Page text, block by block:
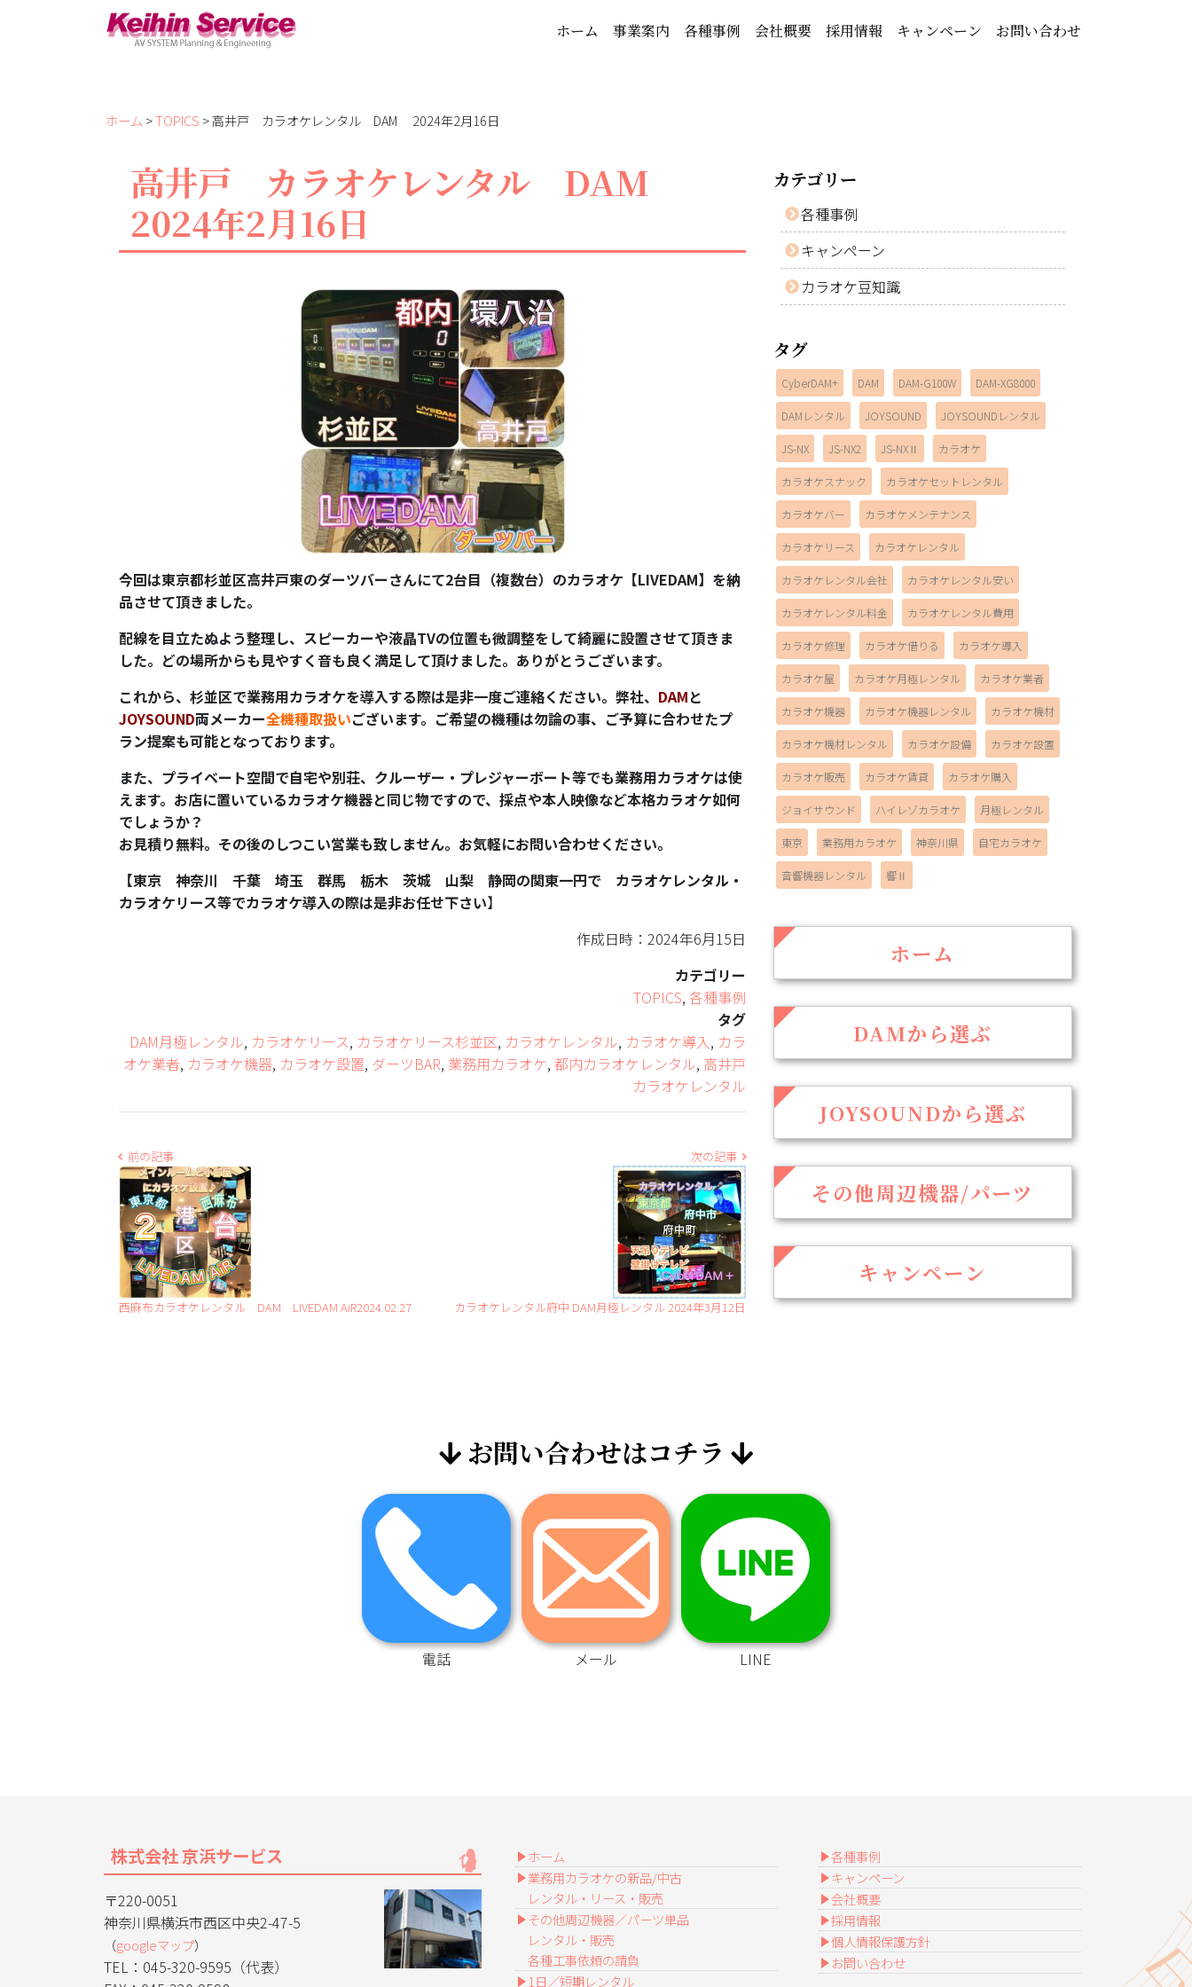
ホーム 事業案内 各種事例 会社概要 採用情報 キャンペーン お問い合わせ
ホーム >TOPICS > 高井戸 カラオケレンタル DAM 2024年2月16日
高井戸 カラオケレンタル DAM
2024年2月16日
今回は東京都杉並区高井戸東のダーツバーさんにて2台目（複数台）のカラオケ【LIVEDAM】を納
品させて頂きました。
配線を目立たぬよう整理し、スピーカーや液晶TVの位置も微調整をして綺麗に設置させて頂きま
した。どの場所からも見やすく音も良く満足して頂けました。ありがとうございます。
これから、杉並区で業務用カラオケを導入する際は是非一度ご連絡ください。弊社、 DAMと
JOYSOUND両メーカー全機種取扱いございます。ご希望の機種は勿論の事、ご予算に合わせたプ
ラン提案も可能となっております。
また、プライベート空間で自宅や別荘、クルーザー・プレジャーボート等でも業務用カラオケは使
えます。お店に置いているカラオケ機器と同じ物ですので、採点や本人映像など本格カラオケ如何
でしょうか？
お見積り無料。その後のしつこい営業も致しません。お気軽にお問い合わせください。
【東京 神奈川 千葉 埼玉 群馬 栃木 茨城 山梨 静岡の関東一円で カラオケレンタル・
カラオケリース等でカラオケ導入の際は是非お任せ下さい】
作成日時：2024年6月15日
カテゴリー
TOPICS,各種事例
タグ
DAM月極レンタル, カラオケリース, カラオケリース杉並区, カラオケレンタル, カラオケ導入, カラ
オケ業者, カラオケ機器, カラオケ設置, ダーツBAR, 業務用カラオケ,都内カラオケレンタル, 高井戸
カラオケレンタル
前の記事
西麻布カラオケレンタル DAM LIVEDAM AiR2024.02.27
次の記事
カラオケレンタル府中 DAM月極レンタル 2024年3月12日
カテゴリー
各種事例
キャンペーン
カラオケ豆知識
タグ
CyberDAM+ DAM DAM-G100W DAM-XG8000
DAMレンタル JOYSOUND JOYSOUNDレンタル
JS-NX JS-NX2 JS-NXⅡ カラオケ
カラオケスナック カラオケセットレンタル
カラオケバー カラオケメンテナンス
カラオケリース カラオケレンタル
カラオケレンタル会社 カラオケレンタル安い
カラオケレンタル料金 カラオケレンタル費用
カラオケ修理 カラオケ借りる カラオケ導入
カラオケ屋 カラオケ月極レンタル カラオケ業者
カラオケ機器 カラオケ機器レンタル カラオケ機材
カラオケ機材レンタル カラオケ設備 カラオケ設置
カラオケ販売 カラオケ賃貸 カラオケ購入
ジョイサウンド ハイレゾカラオケ 月極レンタル
東京 業務用カラオケ 神奈川県 自宅カラオケ
音響機器レンタル 響Ⅱ
ホーム
DAMから選ぶ
JOYSOUNDから選ぶ
その他周辺機器/パーツ
キャンペーン
お問い合わせはコチラ
電話 メール LINE
株式会社 京浜サービス
〒220-0051
神奈川県横浜市西区中央2-47-5
（googleマップ）
TEL：045-320-9595（代表）
ホーム
業務用カラオケの新品/中古
レンタル・リース・販売
その他周辺機器／パーツ単品
レンタル・販売
各種工事依頼の請負
1日／短期レンタル
各種事例
キャンペーン
会社概要
採用情報
個人情報保護方針
お問い合わせ